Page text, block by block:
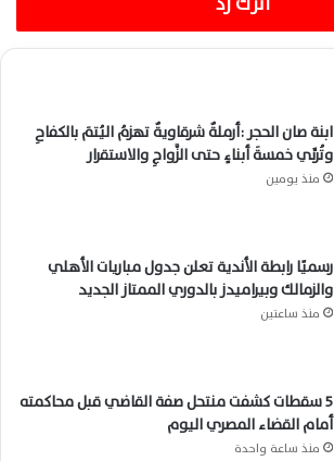
ابنة صان الحجر :أرملةٌ شرقاويةٌ تهزمُ اليُتمَ بالكفاحِ
وتُربِّي خمسةَ أبناءٍ حتى الزَّواجِ والاستقرار
منذ يومين
رسميًا رابطة الأندية تعلن جدول مباريات الأهلي
والزمالك وبيراميدز بالدوري الممتاز الجديد
منذ ساعتين
5 سقطات كشفت منتحل صفة القاضي قبل محاكمته
أمام القضاء المصري اليوم
منذ ساعة واحدة